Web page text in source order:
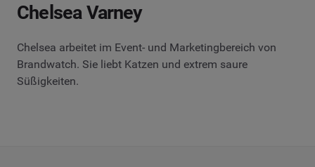
Chelsea Varney
Chelsea arbeitet im Event- und Marketingbereich von
Brandwatch. Sie liebt Katzen und extrem saure
Süßigkeiten.